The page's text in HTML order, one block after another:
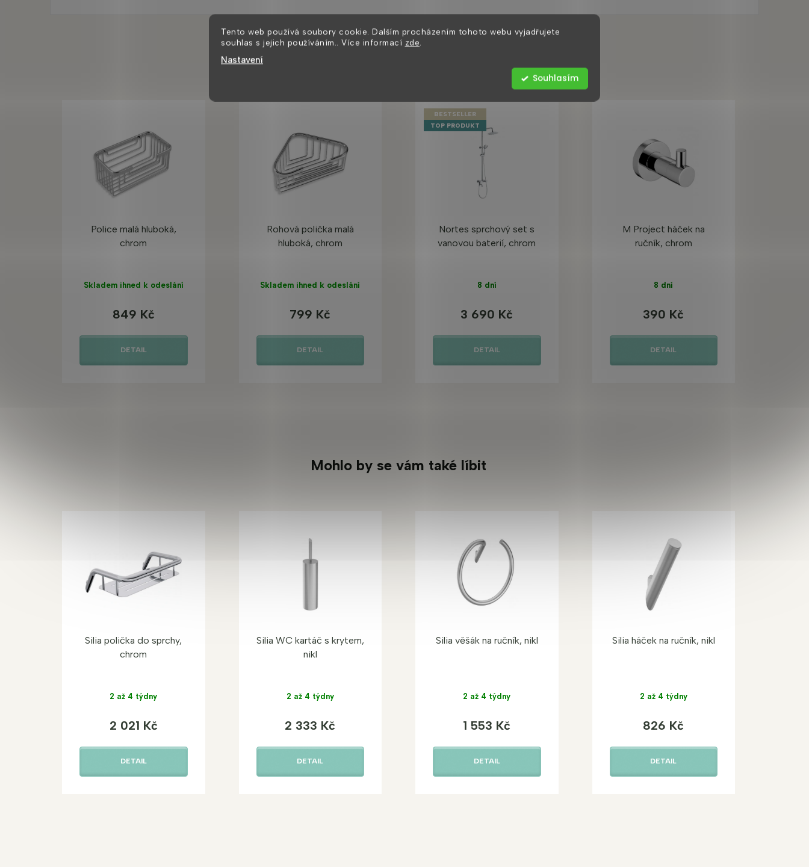
Tento web používá soubory cookie. Dalším procházením tohoto webu vyjadřujete
souhlas s jejich používáním.. Více informací zde.
Nastavení
Souhlasím
Police malá hluboká,
chrom
Skladem ihned k odeslání
849 Kč
DETAIL
Rohová polička malá
hluboká, chrom
Skladem ihned k odeslání
799 Kč
DETAIL
BESTSELLER
TOP PRODUKT
Nortes sprchový set s
vanovou baterií, chrom
8 dní
3 690 Kč
DETAIL
M Project háček na
ručník, chrom
8 dní
390 Kč
DETAIL
Mohlo by se vám také líbit
Silia polička do sprchy,
chrom
2 až 4 týdny
2 021 Kč
DETAIL
Silia WC kartáč s krytem,
nikl
2 až 4 týdny
2 333 Kč
DETAIL
Silia věšák na ručník, nikl
2 až 4 týdny
1 553 Kč
DETAIL
Silia háček na ručník, nikl
2 až 4 týdny
826 Kč
DETAIL